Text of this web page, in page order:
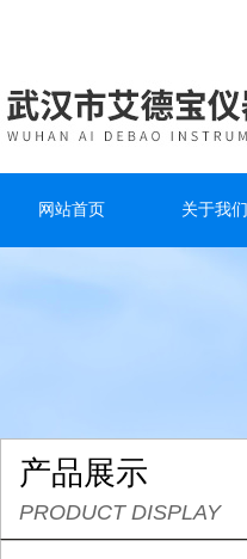
网站首页 关于我们
产品展示
PRODUCT DISPLAY